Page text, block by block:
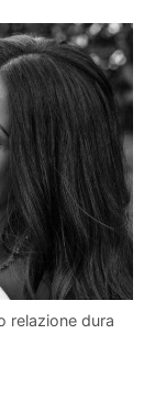
relazione dura